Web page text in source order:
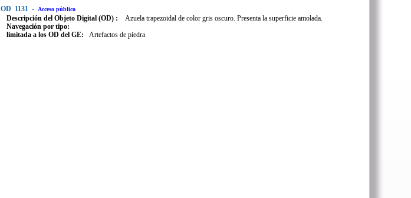
OD 1131 - Acceso público
Descripción del Objeto Digital (OD) :
Azuela trapezoidal de color gris oscuro. Presenta la superficie amolada.
Navegación por tipo:
limitada a los OD del GE:
Artefactos de piedra